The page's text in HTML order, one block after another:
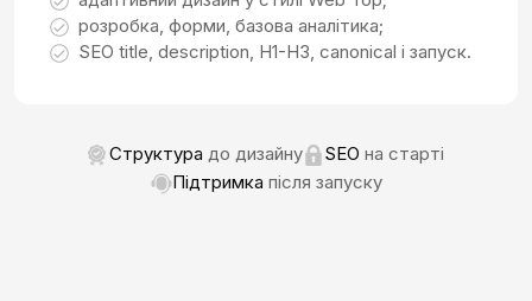
розробка, форми, базова аналітика;
SEO title, description, H1-H3, canonical і запуск.
Структура до дизайну SEO на старті
Підтримка після запуску